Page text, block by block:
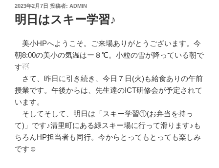
投
稿
日:
2023年2月7日 投稿者: ADMIN
明日はスキー学習♪
美小HPへようこそ。ご来場ありがとうございます。今
朝8:00の美小の気温はー８℃。小粒の雪が降っている朝で
す☃
さて、昨日に引き続き、今日７日(火)も給食ありの午前
授業です。午後からは、先生達のICT研修会が予定されて
います。
そしてそして、明日は「スキー学習①(お弁当を持っ
て)」です♪清里町にある緑スキー場に行って滑ります♪も
ちろんHP担当者も同行。今からとってもとっても楽しみ
です☺